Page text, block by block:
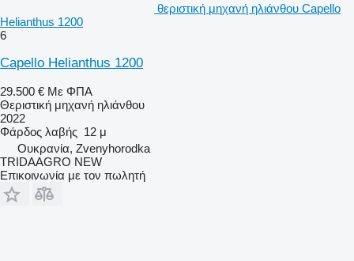
θεριστική μηχανή ηλιάνθου Capello
Helianthus 1200
6
Capello Helianthus 1200
29.500 € Με ΦΠΑ
Θεριστική μηχανή ηλιάνθου
2022
Φάρδος λαβής 12 μ
Ουκρανία, Zvenyhorodka
TRIDAAGRO NEW
Επικοινωνία με τον πωλητή